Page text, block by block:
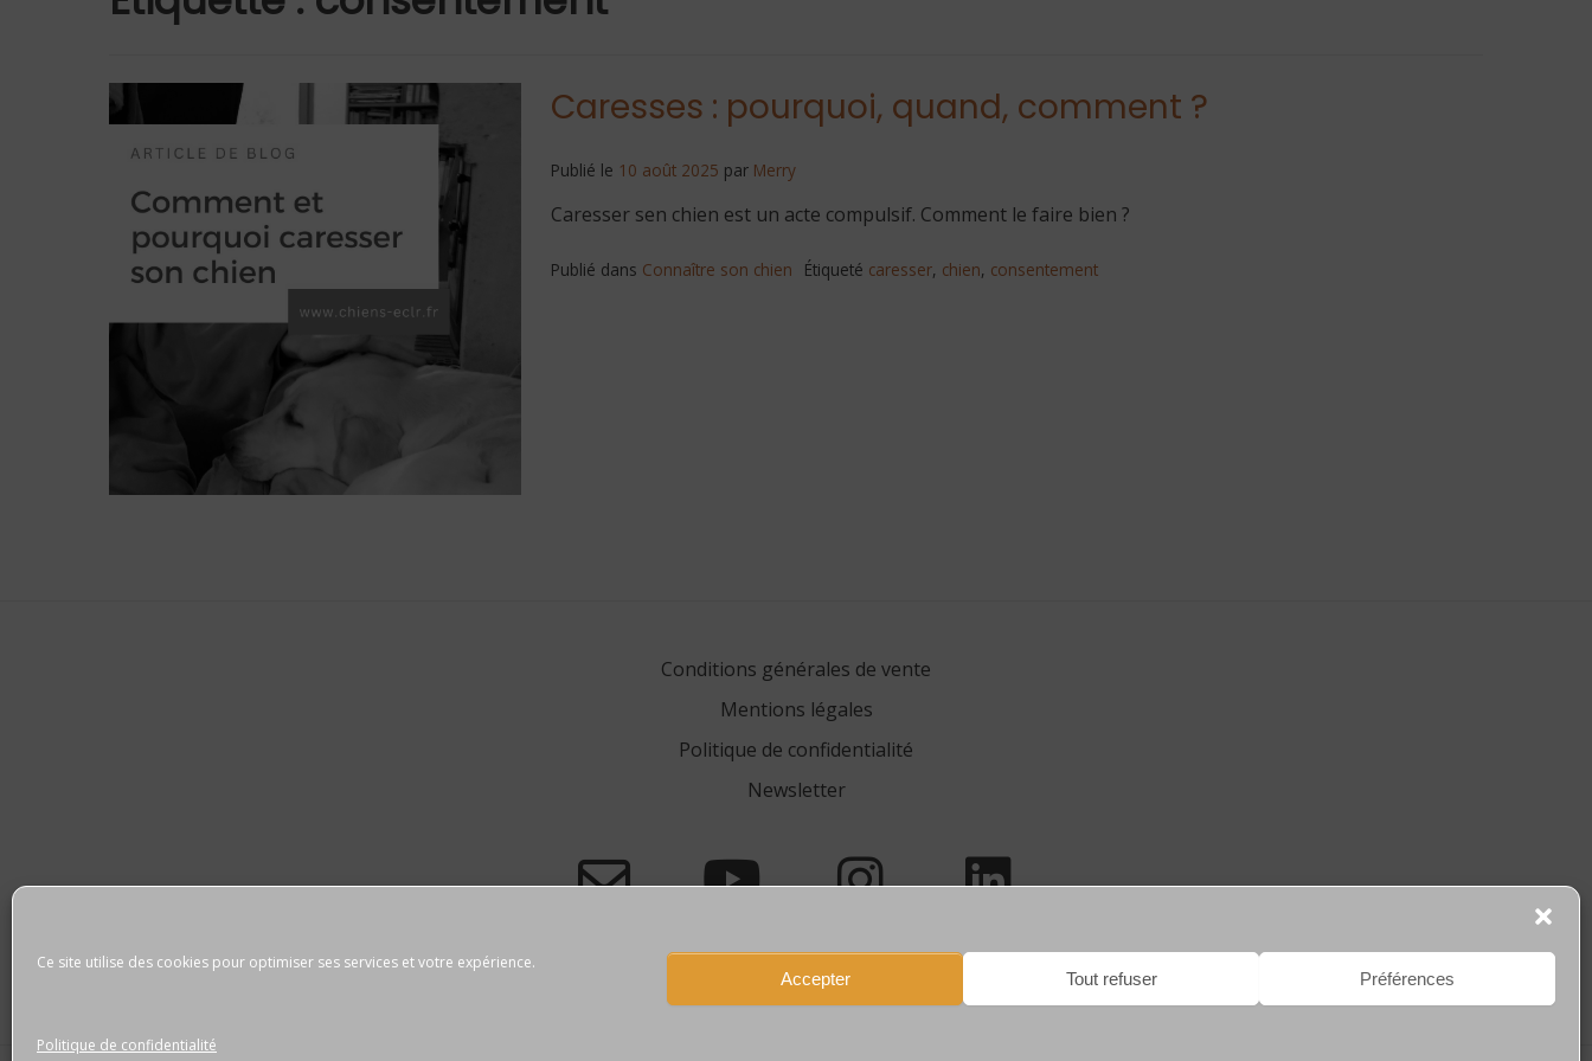
Ce site utilise des cookies pour optimiser ses services et votre expérience.
Accepter Tout refuser Préférences
Politique de confidentialité
Caresses : pourquoi, quand, comment ?
Publié le 10 août 2025 par Merry
Caresser sen chien est un acte compulsif. Comment le faire bien ?
Publié dans Connaître son chien Étiqueté caresser, chien, consentement
Conditions générales de vente
Mentions légales
Politique de confidentialité
Newsletter
77450 Esbly